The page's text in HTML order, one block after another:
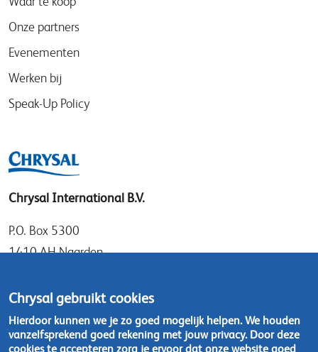
Onze partners
Evenementen
Werken bij
Speak-Up Policy
Chrysal International B.V.
P.O. Box 5300
1410 AH Naarden
1411 DD Naarden
Nederland
Tel: +31 (0)35 - 695 58 88
Chrysal gebruikt cookies
Hierdoor kunnen we je zo goed mogelijk helpen. We houden
vanzelfsprekend goed rekening met jouw privacy. Door deze
cookies te accepteren zorg je ervoor dat onze website goed